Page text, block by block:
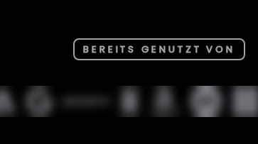
BEREITS GENUTZT VON